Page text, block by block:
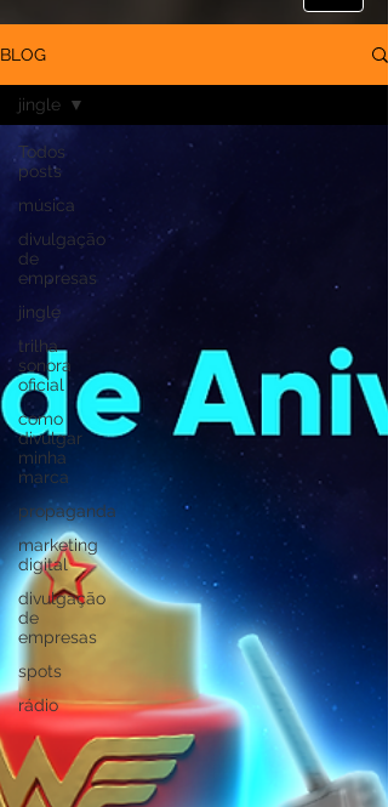
BLOG
Todos
posts
música
divulgação
de
empresas
jingle
trilha
sonora
oficial
como
divulgar
minha
marca
propaganda
marketing
digital
divulgação
de
empresas
spots
rádio
jingle